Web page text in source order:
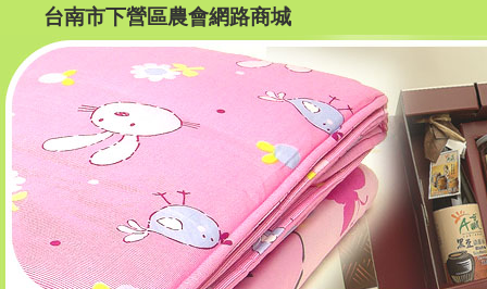
台南市下營區農會網路商城